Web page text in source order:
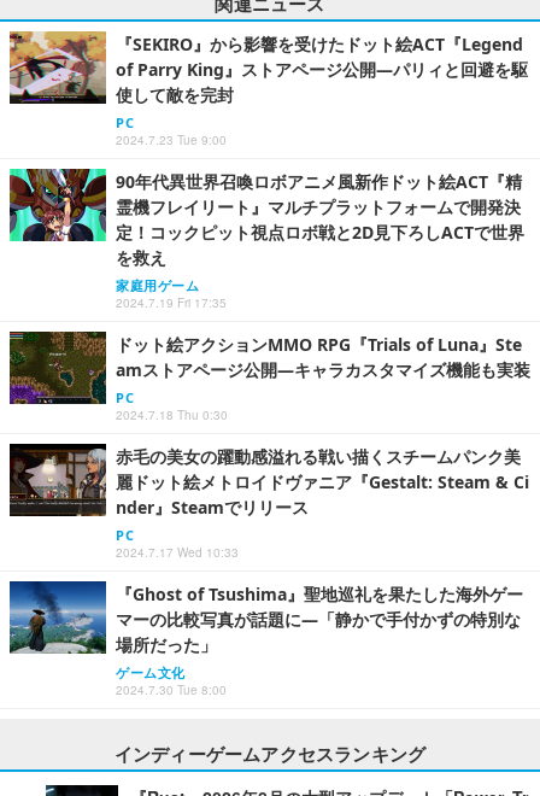
『SEKIRO』から影響を受けたドット絵ACT『Legend
of Parry King』ストアページ公開―パリィと回避を駆
使して敵を完封
PC
2024.7.23 Tue 9:00
90年代異世界召喚ロボアニメ風新作ドット絵ACT『精
霊機フレイリート』マルチプラットフォームで開発決
定！コックピット視点ロボ戦と2D見下ろしACTで世界
を救え
家庭用ゲーム
2024.7.19 Fri 17:35
ドット絵アクションMMO RPG『Trials of Luna』Ste
amストアページ公開―キャラカスタマイズ機能も実装
PC
2024.7.18 Thu 0:30
赤毛の美女の躍動感溢れる戦い描くスチームパンク美
麗ドット絵メトロイドヴァニア『Gestalt: Steam & Ci
nder』Steamでリリース
PC
2024.7.17 Wed 10:33
『Ghost of Tsushima』聖地巡礼を果たした海外ゲー
マーの比較写真が話題に―「静かで手付かずの特別な
場所だった」
ゲーム文化
2024.7.30 Tue 8:00
インディーゲームアクセスランキング